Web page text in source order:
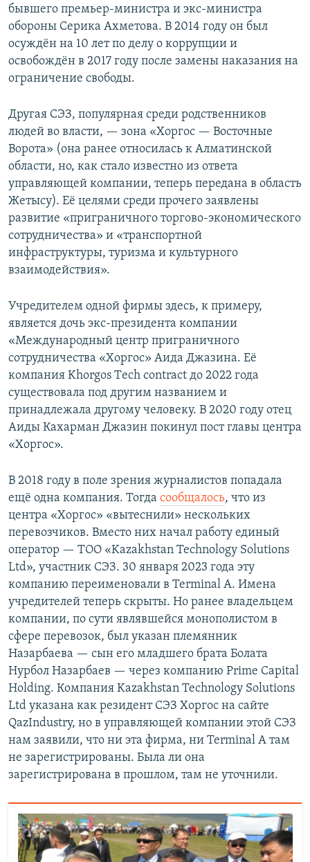
бывшего премьер-министра и экс-министра
обороны Серика Ахметова. В 2014 году он был
осуждён на 10 лет по делу о коррупции и
освобождён в 2017 году после замены наказания на
ограничение свободы.
Другая СЭЗ, популярная среди родственников
людей во власти, — зона «Хоргос — Восточные
Ворота» (она ранее относилась к Алматинской
области, но, как стало известно из ответа
управляющей компании, теперь передана в область
Жетысу). Её целями среди прочего заявлены
развитие «приграничного торгово-экономического
сотрудничества» и «транспортной
инфраструктуры, туризма и культурного
взаимодействия».
Учредителем одной фирмы здесь, к примеру,
является дочь экс-президента компании
«Международный центр приграничного
сотрудничества «Хоргос» Аида Джазина. Её
компания Khorgos Тech сontract до 2022 года
существовала под другим названием и
принадлежала другому человеку. В 2020 году отец
Аиды Кахарман Джазин покинул пост главы центра
«Хоргос».
В 2018 году в поле зрения журналистов попадала
ещё одна компания. Тогда сообщалось, что из
центра «Хоргос» «вытеснили» нескольких
перевозчиков. Вместо них начал работу единый
оператор — ТОО «Kazakhstan Technology Solutions
Ltd», участник СЭЗ. 30 января 2023 года эту
компанию переименовали в Terminal A. Имена
учредителей теперь скрыты. Но ранее владельцем
компании, по сути являвшейся монополистом в
сфере перевозок, был указан племянник
Назарбаева — сын его младшего брата Болата
Нурбол Назарбаев — через компанию Prime Capital
Holding. Компания Kazakhstan Technology Solutions
Ltd указана как резидент СЭЗ Хоргос на сайте
QazIndustry, но в управляющей компании этой СЭЗ
нам заявили, что ни эта фирма, ни Terminal A там
не зарегистрированы. Была ли она
зарегистрирована в прошлом, там не уточнили.